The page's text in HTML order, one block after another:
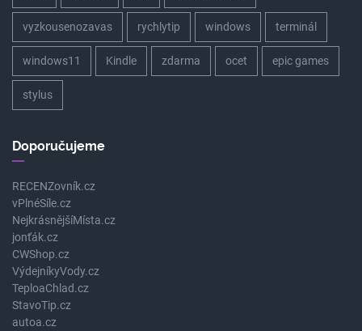
vyzkousenozavas rychlytip windows terminál
windows11 Kindle zdarma ocet epic games
stylus
Doporučujeme
RECENZovník.cz
vPlnéSíle.cz
NejkrásnějšíMísta.cz
jonťák.cz
CWShop.cz
VýdejníkyVody.cz
TeploaChlad.cz
StavoTip.cz
autoa.cz